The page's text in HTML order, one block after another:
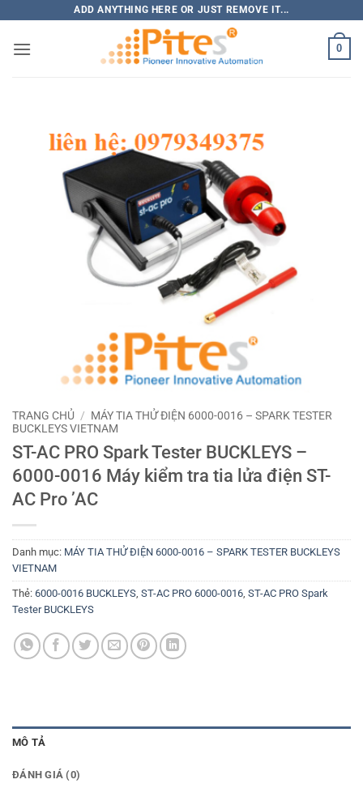
nội
ADD ANYTHING HERE OR JUST REMOVE IT...
0
TRANG CHỦ / MÁY TIA THỬ ĐIỆN 6000-0016 – SPARK TESTER
BUCKLEYS VIETNAM
ST-AC PRO Spark Tester BUCKLEYS –
6000-0016 Máy kiểm tra tia lửa điện ST-
AC Pro ’AC
Danh mục: MÁY TIA THỬ ĐIỆN 6000-0016 – SPARK TESTER BUCKLEYS
VIETNAM
Thẻ: 6000-0016 BUCKLEYS, ST-AC PRO 6000-0016, ST-AC PRO Spark
Tester BUCKLEYS
MÔ TẢ
ĐÁNH GIÁ (0)